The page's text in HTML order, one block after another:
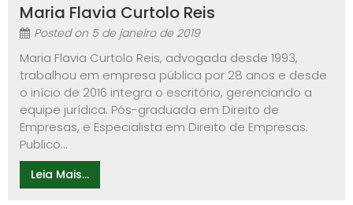
Maria Flavia Curtolo Reis
Posted on 5 de janeiro de 2019
Maria Flavia Curtolo Reis, advogada desde 1993,
trabalhou em empresa pública por 28 anos e desde
o início de 2016 integra o escritório, gerenciando a
equipe jurídica. Pós-graduada em Direito de
Empresas, e Especialista em Direito de Empresas.
Publico...
Leia Mais...